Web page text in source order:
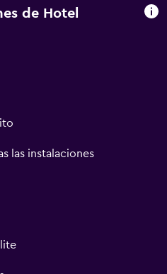
de Hotel
las instalaciones